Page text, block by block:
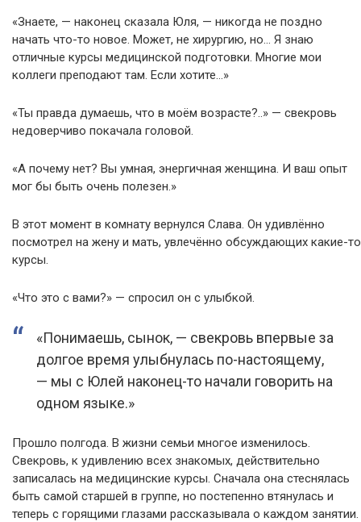
«Знаете, — наконец сказала Юля, — никогда не поздно
начать что-то новое. Может, не хирургию, но… Я знаю
отличные курсы медицинской подготовки. Многие мои
коллеги преподают там. Если хотите…»
«Ты правда думаешь, что в моём возрасте?..» — свекровь
недоверчиво покачала головой.
«А почему нет? Вы умная, энергичная женщина. И ваш опыт
мог бы быть очень полезен.»
В этот момент в комнату вернулся Слава. Он удивлённо
посмотрел на жену и мать, увлечённо обсуждающих какие-то
курсы.
«Что это с вами?» — спросил он с улыбкой.
«Понимаешь, сынок, — свекровь впервые за
долгое время улыбнулась по-настоящему,
— мы с Юлей наконец-то начали говорить на
одном языке.»
Прошло полгода. В жизни семьи многое изменилось.
Свекровь, к удивлению всех знакомых, действительно
записалась на медицинские курсы. Сначала она стеснялась
быть самой старшей в группе, но постепенно втянулась и
теперь с горящими глазами рассказывала о каждом занятии.